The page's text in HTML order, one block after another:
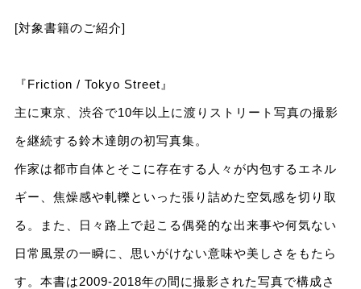
[対象書籍のご紹介]
『Friction / Tokyo Street』
主に東京、渋谷で10年以上に渡りストリート写真の撮影
を継続する鈴木達朗の初写真集。
作家は都市自体とそこに存在する人々が内包するエネル
ギー、焦燥感や軋轢といった張り詰めた空気感を切り取
る。また、日々路上で起こる偶発的な出来事や何気ない
日常風景の一瞬に、思いがけない意味や美しさをもたら
す。本書は2009-2018年の間に撮影された写真で構成さ